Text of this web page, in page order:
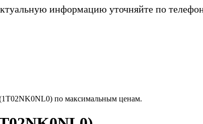
информацию уточняйте по
по максимальным ценам.